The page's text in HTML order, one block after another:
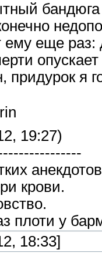
ему еще раз:
придурок я
19:27)
крови.
плоти у
18:33]